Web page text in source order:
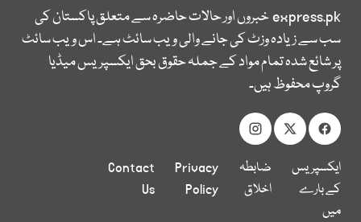
express.pkخبروں اور حالات حاضرہ سے متعلق پاکستان کی
سب سے زیادہ وزٹ کی جانے والی ویب سائٹ ہے۔ اس ویب سائٹ
پر شائع شدہ تمام مواد کے جملہ حقوق بحق ایکسپریس میڈیا
گروپ محفوظ ہیں۔
ایکسپریس
کے بارے
میں
ضابطہ
اخلاق
Privacy
Policy
Contact
Us